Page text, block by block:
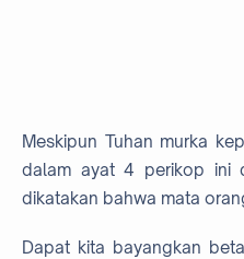
Meskipun Tuhan murka
dalam ayat 4 perikop ini
dikatakan bahwa mata
Dapat kita bayangkan